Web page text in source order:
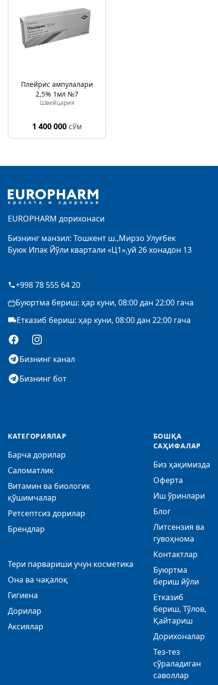
Плейрис ампулалари
2,5% 1мл №7
Швейцария
1 400 000 СЎМ
EUROPHARM дорихонаси
Бизнинг манзил: Тошкент ш.,Мирзо Улуғбек
Буюк Ипак Йўли квартали «Ц1»,уй 26 хонадон 13
+998 78 555 64 20
Буюртма бериш: ҳар куни, 08:00 дан 22:00 гача
Етказиб бериш: ҳар куни, 08:00 дан 22:00 гача
FacebookInstagram
Бизнинг канал
Бизнинг бот
КАТЕГОРИЯЛАР
Барча дорилар
Саломатлик
Витамин ва биологик
қўшимчалар
Ретсептсиз дорилар
Брендлар
Тери парвариши учун косметика
Она ва чақалоқ
Гигиена
Дорилар
Аксиялар
БОШҚА
САҲИФАЛАР
Биз ҳақимизда
Оферта
Иш ўринлари
Блог
Литсензия ва
гувоҳнома
Контактлар
Буюртма
бериш йўли
Етказиб
бериш, Тўлов,
Қайтариш
Дорихоналар
Тез-тез
сўраладиган
саволлар